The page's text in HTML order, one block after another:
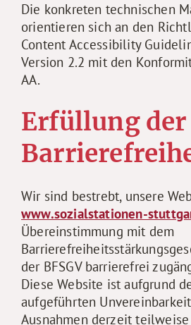
Die konkreten technischen
orientieren sich an den
Content Accessibility
Version 2.2 mit den
AA.
Erfüllung der
Wir sind bestrebt, unsere
www.sozialstationen-
Übereinstimmung mit dem
der BFSGV barrierefrei
Diese Website ist aufgrund
aufgeführten
Ausnahmen derzeit